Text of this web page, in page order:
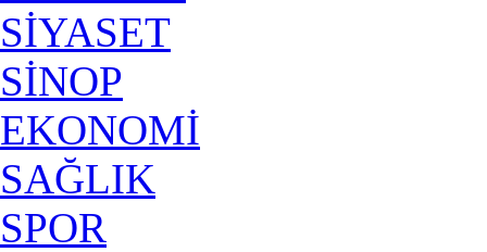
SİYASET
SİNOP
EKONOMİ
SAĞLIK
SPOR